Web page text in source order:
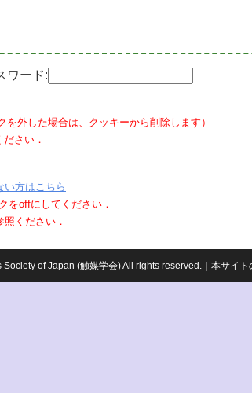
ワード:
外した場合は、クッキーから削除します）
さい．
い方はこちら
をoffにしてください．
照ください．
of Japan (触媒学会) All rights reserved.｜本サイ